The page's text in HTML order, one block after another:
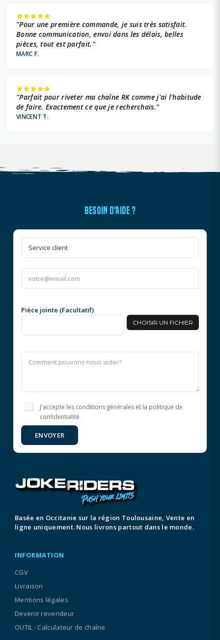
KTM 193 +
KTM 200 +
KTM 249 +
KTM 293 +
KTM 300 +
KTM 65 +
SUZUKI 250 +
SUZUKI 449 +
YAMAHA 125 +
YAMAHA 250 +
YAMAHA 449 +
YAMAHA 450 +
"Pour une première commande, je suis très satisfait.
Bonne communication, envoi dans les délais, belles
pièces, tout est parfait."
MARC F.
"Parfait pour riveter ma chaîne RK comme j'ai l'habitude
de faire. Exactement ce que je recherchais."
VINCENT T.
BESOIN D'AIDE ?
Pièce jointe (Facultatif)
CHOISIR UN FICHIER
J'accepte les conditions générales et la politique de
confidentialité
ENVOYER
Basée en Occitanie sur la région Toulousaine, Vente en
ligne uniquement. Nous livrons partout dans le monde.
INFORMATION
CGV
Livraison
Mentions légales
Devenir revendeur
OUTIL : Calculateur de chaîne